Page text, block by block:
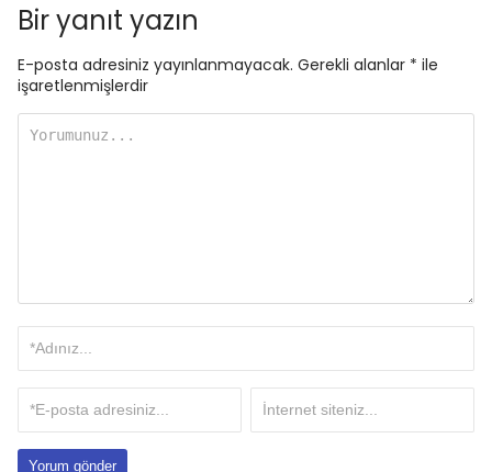
Bir yanıt yazın
E-posta adresiniz yayınlanmayacak. Gerekli alanlar * ile
işaretlenmişlerdir